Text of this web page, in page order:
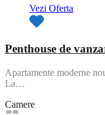
Vezi Oferta
Penthouse de
Apartamente moderne
La…
Camere